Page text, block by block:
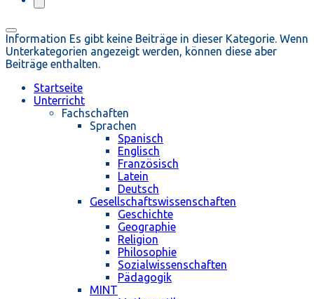
Information Es gibt keine Beiträge in dieser Kategorie. Wenn
Unterkategorien angezeigt werden, können diese aber
Beiträge enthalten.
Startseite
Unterricht
Fachschaften
Sprachen
Spanisch
Englisch
Französisch
Latein
Deutsch
Gesellschaftswissenschaften
Geschichte
Geographie
Religion
Philosophie
Sozialwissenschaften
Pädagogik
MINT